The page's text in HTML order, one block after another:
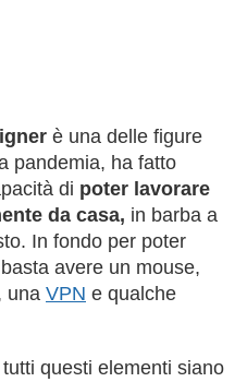
è una delle figure
pandemia, ha fatto
di poter lavorare
da casa, in barba a
In fondo per poter
avere un mouse,
una VPN e qualche
questi elementi siano